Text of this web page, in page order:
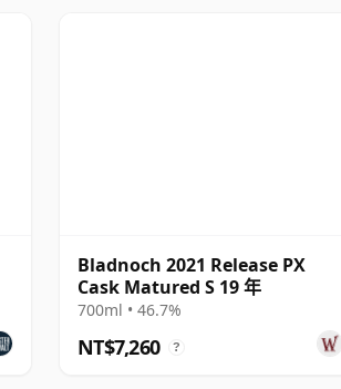
Bladnoch 2021 Release PX
Cask Matured S 19 年
700ml • 46.7%
NT$7,260 ?